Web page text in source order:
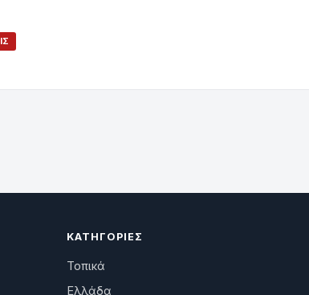
ΚΑΤΗΓΟΡΊΕΣ
Τοπικά
Ελλάδα